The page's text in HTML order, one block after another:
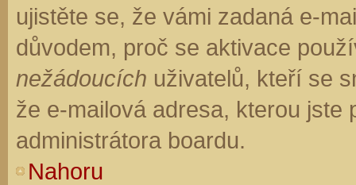
ujistěte se, že vámi zadaná e-
důvodem, proč se aktivace
nežádoucích uživatelů, kteří se
že e-mailová adresa, kterou jste
administrátora boardu.
Nahoru